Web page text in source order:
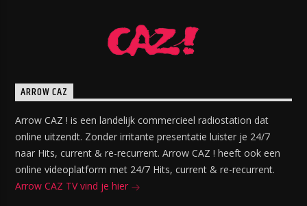
ARROW CAZ
Arrow CAZ ! is een landelijk commercieel radiostation dat
online uitzendt. Zonder irritante presentatie luister je 24/7
naar Hits, current & re-recurrent. Arrow CAZ ! heeft ook een
online videoplatform met 24/7 Hits, current & re-recurrent.
Arrow CAZ TV vind je hier